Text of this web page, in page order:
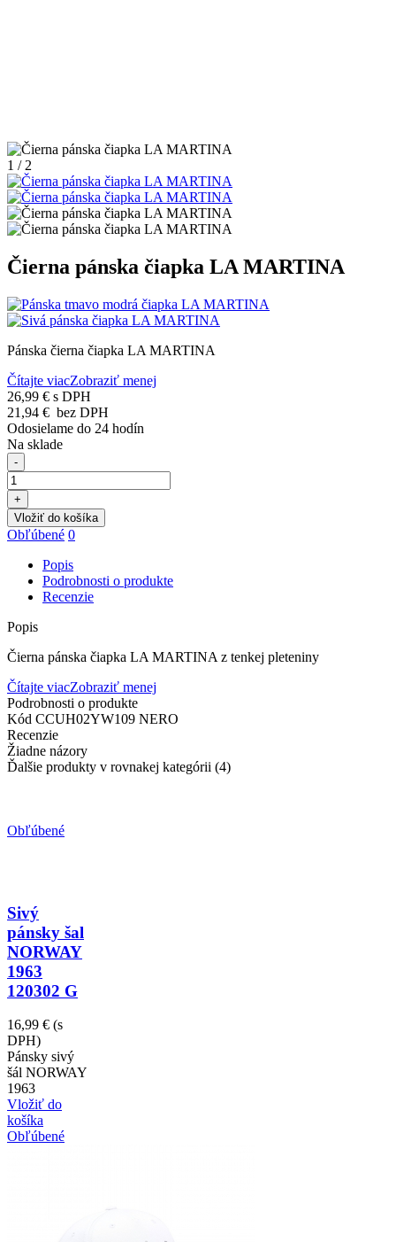
1 / 2
Čierna pánska čiapka LA MARTINA
Pánska čierna čiapka LA MARTINA
Čítajte viacZobraziť menej
26,99 € s DPH
21,94 € bez DPH
Odosielame do 24 hodín
Na sklade
-
+
Vložiť do košíka
Obľúbené 0
Popis
Podrobnosti o produkte
Recenzie
Popis
Čierna pánska čiapka LA MARTINA z tenkej pleteniny
Čítajte viacZobraziť menej
Podrobnosti o produkte
Kód CCUH02YW109 NERO
Recenzie
Žiadne názory
Ďalšie produkty v rovnakej kategórii (4)
Obľúbené
Sivý
pánsky šal
NORWAY
1963
120302 G
16,99 € (s
DPH)
Pánsky sivý
šál NORWAY
1963
Vložiť do
košíka
Obľúbené